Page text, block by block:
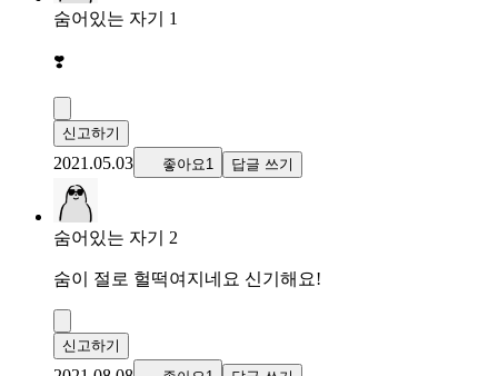
숨어있는 자기 1
❣️
신고하기
2021.05.03 좋아요1 답글 쓰기
숨어있는 자기 2
숨이 절로 헐떡여지네요 신기해요!
신고하기